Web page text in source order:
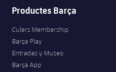
Productes Barça
Culers Membership
Barça Play
Entradas y Museo
Barça App